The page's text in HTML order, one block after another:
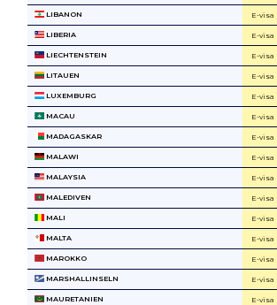
LIBANON E-visa
LIBERIA E-visa
LIECHTENSTEIN E-visa
LITAUEN E-visa
LUXEMBURG E-visa
MACAU E-visa
MADAGASKAR E-visa
MALAWI E-visa
MALAYSIA E-visa
MALEDIVEN E-visa
MALI E-visa
MALTA E-visa
MAROKKO E-visa
MARSHALLINSELN E-visa
MAURETANIEN E-visa